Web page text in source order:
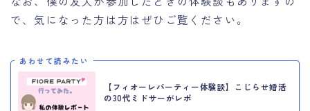
で、気になった方は方はぜひご覧ください。
あわせて読みたい
【フィオーレパーティー体験談】こじらせ婚活
の30代ミドサーがレポ